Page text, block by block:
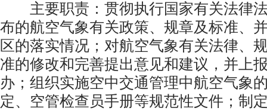
主要职责：贯彻执行国家有关法律
布的航空气象有关政策、规章及标准、
区的落实情况；对航空气象有关法律、
准的修改和完善提出意见和建议，并上
办；组织实施空中交通管理中航空气象
定、空管检查员手册等规范性文件；制